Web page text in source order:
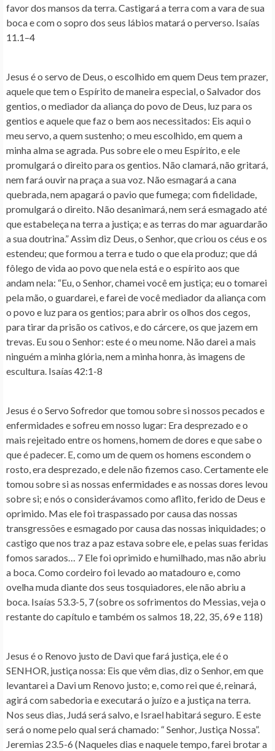
favor dos mansos da terra. Castigará a terra com a vara de sua
boca e com o sopro dos seus lábios matará o perverso. Isaías
11.1–4
Jesus é o servo de Deus, o escolhido em quem Deus tem prazer,
aquele que tem o Espírito de maneira especial, o Salvador dos
gentios, o mediador da aliança do povo de Deus, luz para os
gentios e aquele que faz o bem aos necessitados: Eis aqui o
meu servo, a quem sustenho; o meu escolhido, em quem a
minha alma se agrada. Pus sobre ele o meu Espírito, e ele
promulgará o direito para os gentios. Não clamará, não gritará,
nem fará ouvir na praça a sua voz. Não esmagará a cana
quebrada, nem apagará o pavio que fumega; com fidelidade,
promulgará o direito. Não desanimará, nem será esmagado até
que estabeleça na terra a justiça; e as terras do mar aguardarão
a sua doutrina.” Assim diz Deus, o Senhor, que criou os céus e os
estendeu; que formou a terra e tudo o que ela produz; que dá
fôlego de vida ao povo que nela está e o espírito aos que
andam nela: “Eu, o Senhor, chamei você em justiça; eu o tomarei
pela mão, o guardarei, e farei de você mediador da aliança com
o povo e luz para os gentios; para abrir os olhos dos cegos,
para tirar da prisão os cativos, e do cárcere, os que jazem em
trevas. Eu sou o Senhor: este é o meu nome. Não darei a mais
ninguém a minha glória, nem a minha honra, às imagens de
escultura. Isaías 42:1-8
Jesus é o Servo Sofredor que tomou sobre si nossos pecados e
enfermidades e sofreu em nosso lugar: Era desprezado e o
mais rejeitado entre os homens, homem de dores e que sabe o
que é padecer. E, como um de quem os homens escondem o
rosto, era desprezado, e dele não fizemos caso. Certamente ele
tomou sobre si as nossas enfermidades e as nossas dores levou
sobre si; e nós o considerávamos como aflito, ferido de Deus e
oprimido. Mas ele foi traspassado por causa das nossas
transgressões e esmagado por causa das nossas iniquidades; o
castigo que nos traz a paz estava sobre ele, e pelas suas feridas
fomos sarados… 7 Ele foi oprimido e humilhado, mas não abriu
a boca. Como cordeiro foi levado ao matadouro e, como
ovelha muda diante dos seus tosquiadores, ele não abriu a
boca. Isaías 53.3-5, 7 (sobre os sofrimentos do Messias, veja o
restante do capítulo e também os salmos 18, 22, 35, 69 e 118)
Jesus é o Renovo justo de Davi que fará justiça, ele é o
SENHOR, justiça nossa: Eis que vêm dias, diz o Senhor, em que
levantarei a Davi um Renovo justo; e, como rei que é, reinará,
agirá com sabedoria e executará o juízo e a justiça na terra.
Nos seus dias, Judá será salvo, e Israel habitará seguro. E este
será o nome pelo qual será chamado: “ Senhor, Justiça Nossa”.
Jeremias 23.5-6 (Naqueles dias e naquele tempo, farei brotar a